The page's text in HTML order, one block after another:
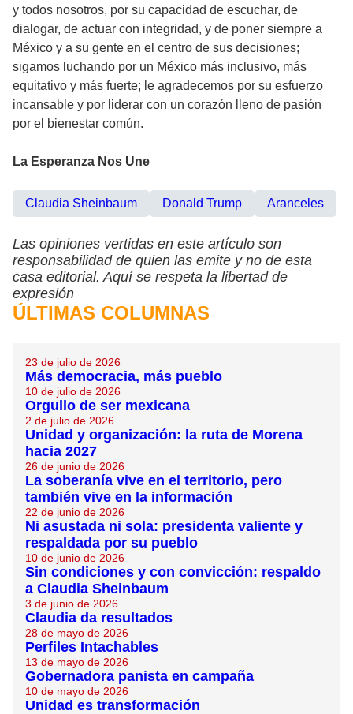
y todos nosotros, por su capacidad de escuchar, de
dialogar, de actuar con integridad, y de poner siempre a
México y a su gente en el centro de sus decisiones;
sigamos luchando por un México más inclusivo, más
equitativo y más fuerte; le agradecemos por su esfuerzo
incansable y por liderar con un corazón lleno de pasión
por el bienestar común.
La Esperanza Nos Une
Claudia Sheinbaum Donald Trump Aranceles
Las opiniones vertidas en este artículo son
responsabilidad de quien las emite y no de esta
casa editorial. Aquí se respeta la libertad de
expresión
ÚLTIMAS COLUMNAS
23 de julio de 2026
Más democracia, más pueblo
10 de julio de 2026
Orgullo de ser mexicana
2 de julio de 2026
Unidad y organización: la ruta de Morena
hacia 2027
26 de junio de 2026
La soberanía vive en el territorio, pero
también vive en la información
22 de junio de 2026
Ni asustada ni sola: presidenta valiente y
respaldada por su pueblo
10 de junio de 2026
Sin condiciones y con convicción: respaldo
a Claudia Sheinbaum
3 de junio de 2026
Claudia da resultados
28 de mayo de 2026
Perfiles Intachables
13 de mayo de 2026
Gobernadora panista en campaña
10 de mayo de 2026
Unidad es transformación